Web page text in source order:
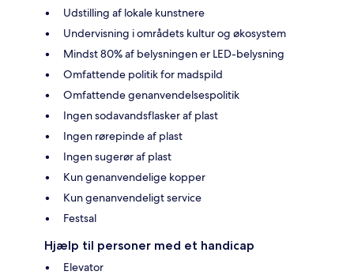
Udstilling af lokale kunstnere
Undervisning i områdets kultur og økosystem
Mindst 80% af belysningen er LED-belysning
Omfattende politik for madspild
Omfattende genanvendelsespolitik
Ingen sodavandsflasker af plast
Ingen rørepinde af plast
Ingen sugerør af plast
Kun genanvendelige kopper
Kun genanvendeligt service
Festsal
Hjælp til personer med et handicap
Elevator